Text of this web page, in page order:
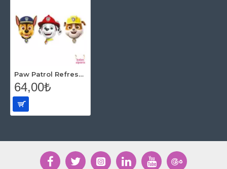
Paw Patrol Refresh Maske (6 adet)
64,00₺